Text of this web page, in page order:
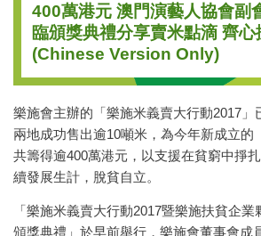
400萬港元 澳門演藝人協會副
臨頒獎典禮分享賣米點滴 齊心
(Chinese Version Only)
樂施會主辦的「樂施米義賣大行動2017」
兩地成功售出逾10噸米，為今年新成立的
共籌得逾400萬港元，以支援在貧窮中掙
續發展生計，脫貧自立。
「樂施米義賣大行動2017暨樂施扶貧企業
頒獎典禮」於早前舉行，樂施會董事會成